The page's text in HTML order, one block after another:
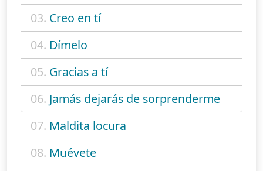
03. Creo en tí
04. Dímelo
05. Gracias a tí
06. Jamás dejarás de sorprenderme
07. Maldita locura
08. Muévete